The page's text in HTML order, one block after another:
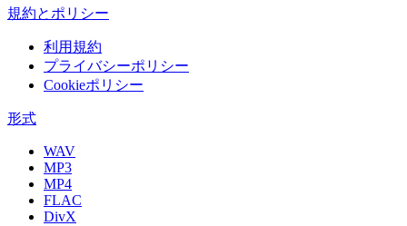
規約とポリシー
利用規約
プライバシーポリシー
Cookieポリシー
形式
WAV
MP3
MP4
FLAC
DivX